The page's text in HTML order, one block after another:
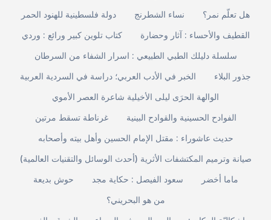
دولة فلسطينية للهنود الحمر
نساء الشطرنج
هل تعلّم نمر؟
كتاب تلوين كبير ورائع : وردي
القطيف والأحساء : آثار وحضارة
سلسلة دليلك الطبي الطبيعي : اسرار الشفاء من السرطان
الخبر في الأدب العربي؛ دراسة في السردية العربية
جذور البلاء
الوالهة الحرَى ليلى الأخيلية شاعرة العصر الأموي
غرناطة تسقط مرتين
الفوادح الحسينية والقوادح البينية
حديث عاشوراء : مقتل الإمام الحسين وأهل بيته وأصحابه
صيانة وترميم المكتشفات الأثرية (أحدث الوسائل والتقنيات العالمية)
حوش بديعة
سعود الفيصل : حكاية مجد
ماما أخضر
من هو البحريني؟